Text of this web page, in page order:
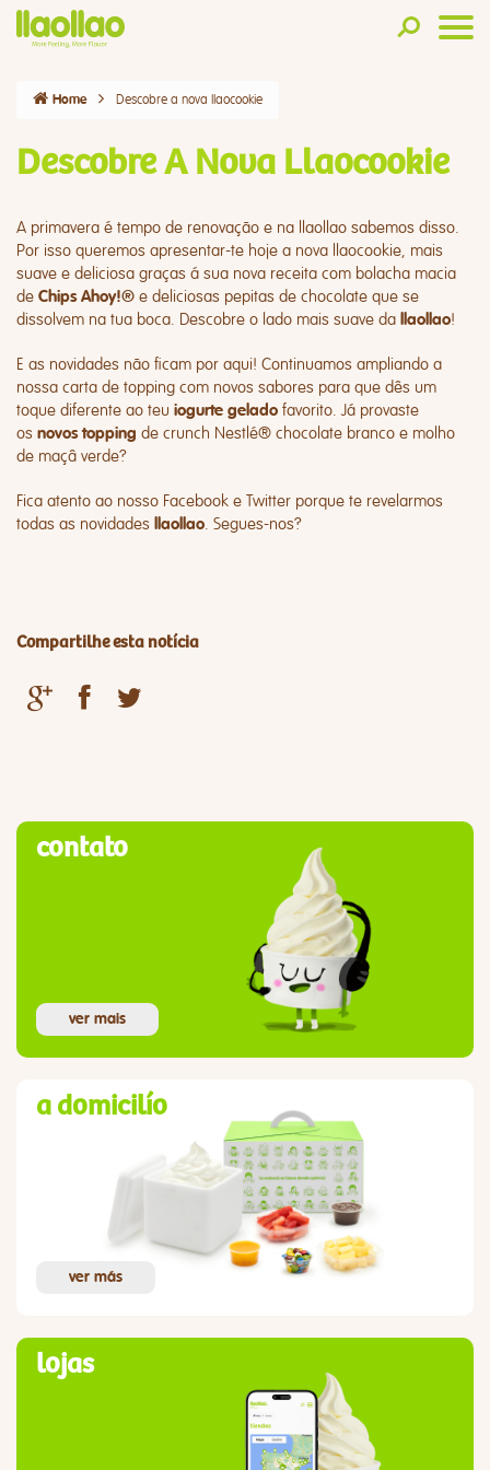
Home Descobre a nova llaocookie
Descobre A Nova Llaocookie
A primavera é tempo de renovação e na llaollao sabemos disso.
Por isso queremos apresentar-te hoje a nova llaocookie, mais
suave e deliciosa graças á sua nova receita com bolacha macia
de Chips Ahoy!® e deliciosas pepitas de chocolate que se
dissolvem na tua boca. Descobre o lado mais suave da llaollao!
E as novidades não ficam por aqui! Continuamos ampliando a
nossa carta de topping com novos sabores para que dês um
toque diferente ao teu iogurte gelado favorito. Já provaste
os novos topping de crunch Nestlé® chocolate branco e molho
de maçâ verde?
Fica atento ao nosso Facebook e Twitter porque te revelarmos
todas as novidades llaollao. Segues-nos?
Compartilhe esta notícia
contato
ver mais
a domicilío
ver más
lojas